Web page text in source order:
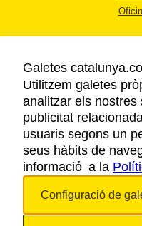
Galetes
Utilitzem galetes
analitzar els nostres
publicitat
usuaris segons un
seus hàbits de
informació a la
Configuració de